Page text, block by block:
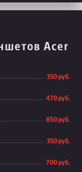
Acer
350 руб.
470 руб.
850 руб.
350 руб.
700 руб.